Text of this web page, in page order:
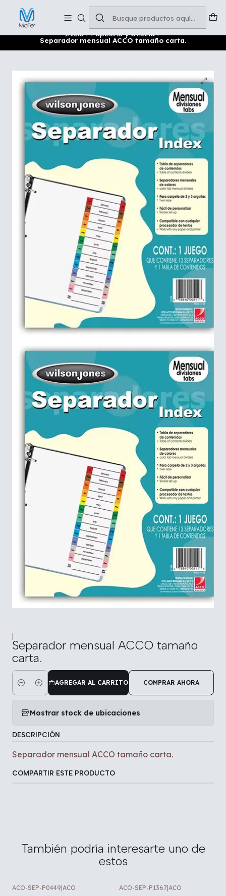
Inicio Papelería y Oficina
Separador mensual ACCO tamaño carta.
|
Separador mensual ACCO tamaño
carta.
Cantidad
AGREGAR AL CARRITO COMPRAR AHORA
Mostrar stock de ubicaciones
DESCRIPCIÓN
Separador mensual ACCO tamaño carta.
COMPARTIR ESTE PRODUCTO
También podría interesarte uno de
estos
ACO-SEP-P0449 ACO ACO-SEP-P1367 ACO